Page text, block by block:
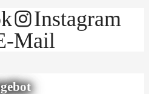
Instagram
Mail